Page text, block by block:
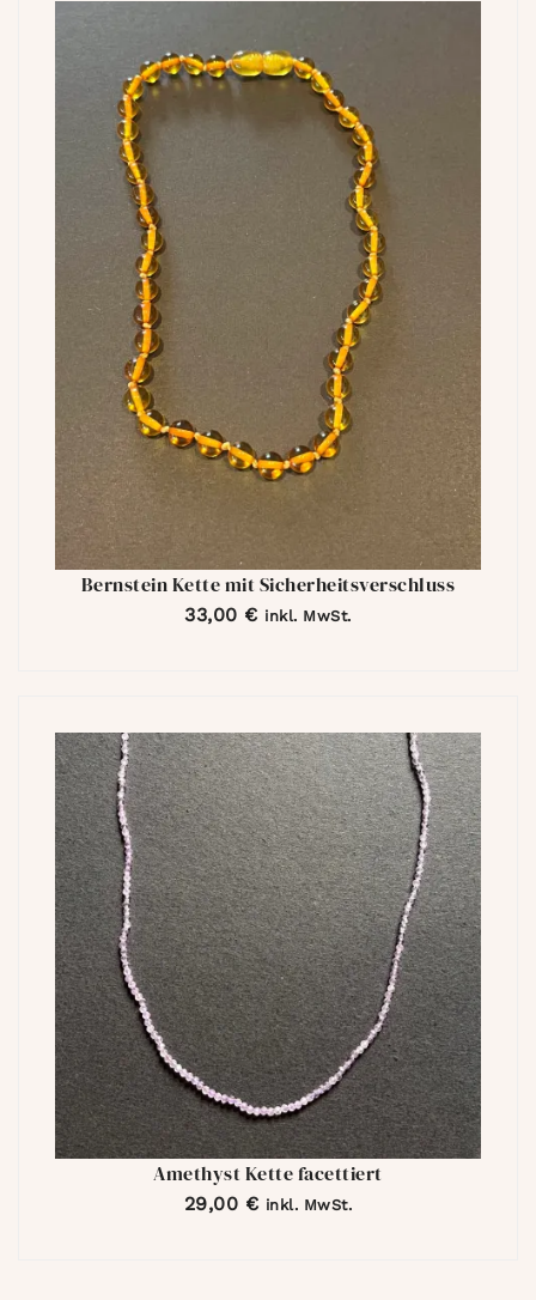
Bernstein Kette mit Sicherheitsverschluss
33,00 € inkl. MwSt.
Amethyst Kette facettiert
29,00 € inkl. MwSt.